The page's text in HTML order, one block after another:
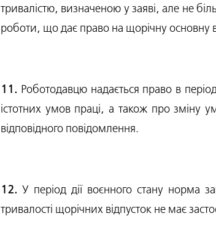
тривалістю, визначеною у заяві, але не
роботи, що дає право на щорічну основну
11. Роботодавцю надається право в
істотних умов праці, а також про зміну
відповідного повідомлення.
12. У період дії воєнного стану норма
тривалості щорічних відпусток не має